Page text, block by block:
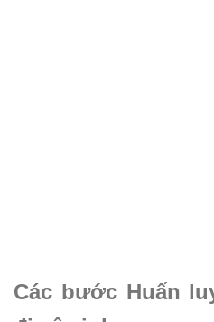
Các bước Huấn